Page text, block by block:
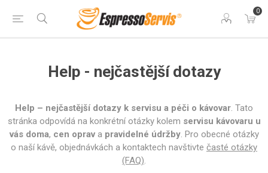
0
Help - nejčastější dotazy
Help – nejčastější dotazy k servisu a péči o kávovar. Tato
stránka odpovídá na konkrétní otázky kolem servisu kávovaru u
vás doma, cen oprava pravidelné údržby. Pro obecné otázky
o naší kávě, objednávkách a kontaktech navštivte časté otázky
(FAQ).